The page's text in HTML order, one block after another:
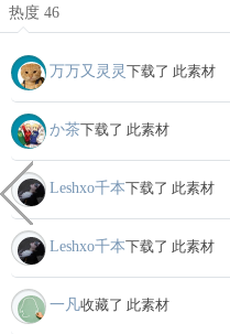
热度 46
万万又灵灵 下载了 此素材
か茶下载了 此素材
Leshxo千本下载了 此素材
Leshxo千本下载了 此素材
一凡收藏了 此素材